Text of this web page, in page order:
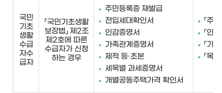
국민
기초
생활
수급
자수
급자
「국민기초생활
보장법」 제2조
제2호에 따른
수급자가 신청
하는 경우
주민등록증 재발급
전입세대확인서
인감증명서
가족관계증명서
제적 등·초본
세목별 과세증명서
개별공동주택가격 확인서
「주
「인
「가
「목